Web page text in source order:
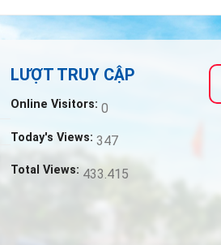
LƯỢT TRUY CẬP
Online Visitors: 0
Today's Views: 347
Total Views: 433.415